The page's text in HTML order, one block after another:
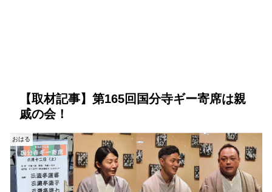
【取材記事】第165回国分寺ギー寄席は親
戚の会！
おはる